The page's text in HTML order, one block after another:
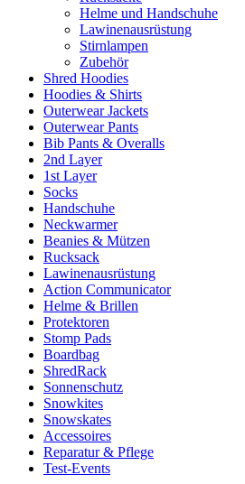
Helme und Handschuhe
Lawinenausrüstung
Stirnlampen
Zubehör
Shred Hoodies
Hoodies & Shirts
Outerwear Jackets
Outerwear Pants
Bib Pants & Overalls
2nd Layer
1st Layer
Socks
Handschuhe
Neckwarmer
Beanies & Mützen
Rucksack
Lawinenausrüstung
Action Communicator
Helme & Brillen
Protektoren
Stomp Pads
Boardbag
ShredRack
Sonnenschutz
Snowkites
Snowskates
Accessoires
Reparatur & Pflege
Test-Events